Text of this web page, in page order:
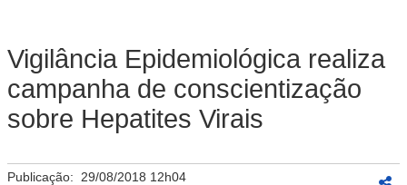
Vigilância Epidemiológica realiza
campanha de conscientização
sobre Hepatites Virais
Publicação: 29/08/2018 12h04